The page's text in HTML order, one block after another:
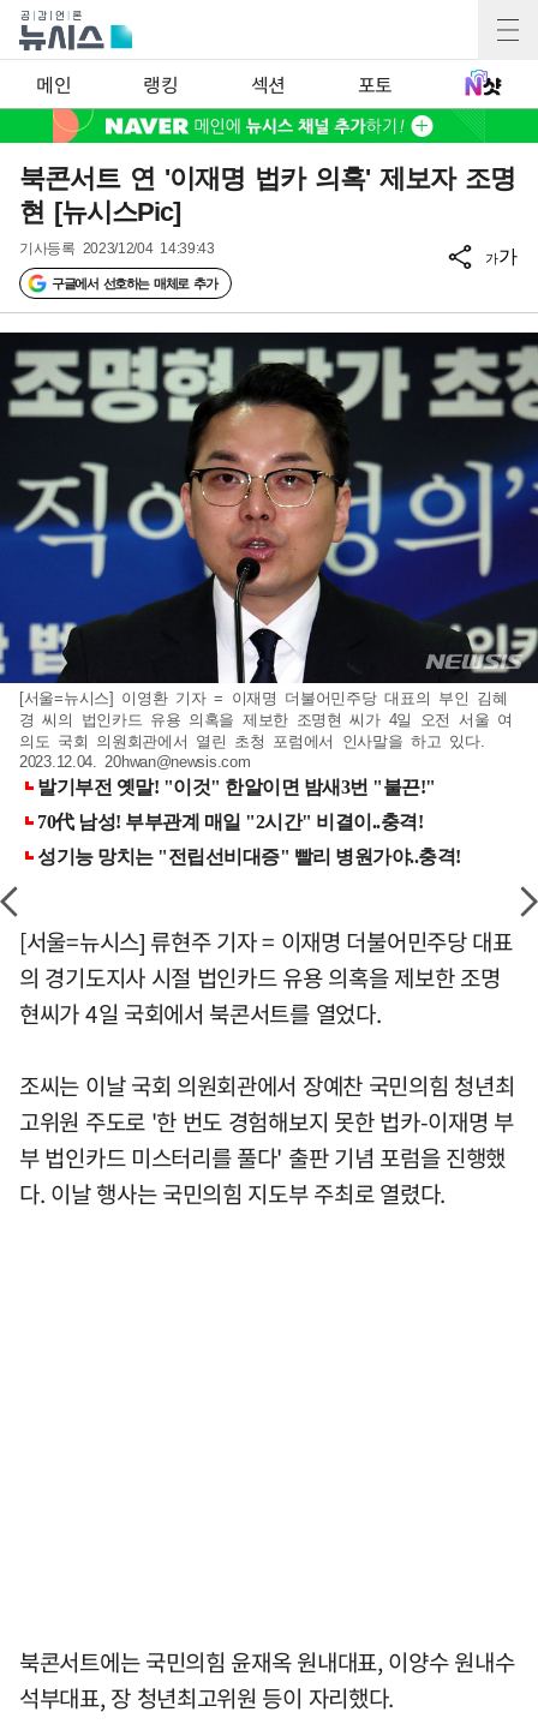
메인 랭킹 섹션 포토
북콘서트 연 '이재명 법카 의혹' 제보자 조명
현 [뉴시스Pic]
기사등록 2023/12/04 14:39:43
구글에서 선호하는 매체로 추가
가가
[서울=뉴시스] 이영환 기자 = 이재명 더불어민주당 대표의 부인 김혜
경 씨의 법인카드 유용 의혹을 제보한 조명현 씨가 4일 오전 서울 여
의도 국회 의원회관에서 열린 초청 포럼에서 인사말을 하고 있다.
2023.12.04.20hwan@newsis.com
[서울=뉴시스] 류현주 기자 = 이재명 더불어민주당 대표
의 경기도지사 시절 법인카드 유용 의혹을 제보한 조명
현씨가 4일 국회에서 북콘서트를 열었다.
조씨는 이날 국회 의원회관에서 장예찬 국민의힘 청년최
고위원 주도로 '한 번도 경험해보지 못한 법카-이재명 부
부 법인카드 미스터리를 풀다' 출판 기념 포럼을 진행했
다. 이날 행사는 국민의힘 지도부 주최로 열렸다.
북콘서트에는 국민의힘 윤재옥 원내대표, 이양수 원내수
석부대표, 장 청년최고위원 등이 자리했다.